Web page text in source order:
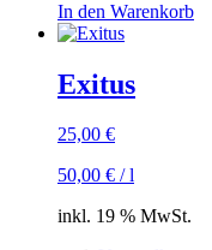
In den Warenkorb
Exitus
25,00 €
50,00 € /l
inkl. 19 % MwSt.